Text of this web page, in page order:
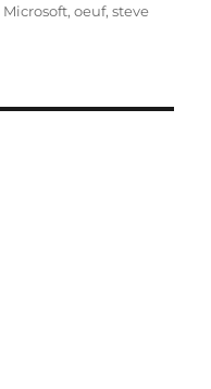
Microsoft,oeuf,steve